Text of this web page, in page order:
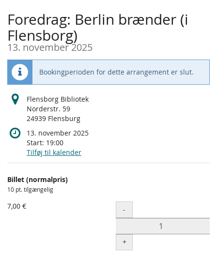
Foredrag: Berlin brænder (i
Flensborg)
13. november 2025
Bookingperioden for dette arrangement er slut.
Flensborg Bibliotek
Norderstr. 59
24939 Flensburg
13. november 2025
Start: 19:00
Tilføj til kalender
Produkter
Uncategorized
items
Billet (normalpris)
10 pt. tilgængelig
7,00 € Antal
-
+